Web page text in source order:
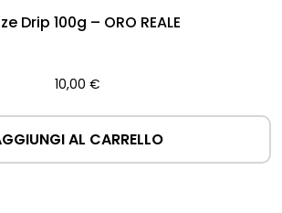
Drip 100g – ORO REALE
10,00 €
AL CARRELLO